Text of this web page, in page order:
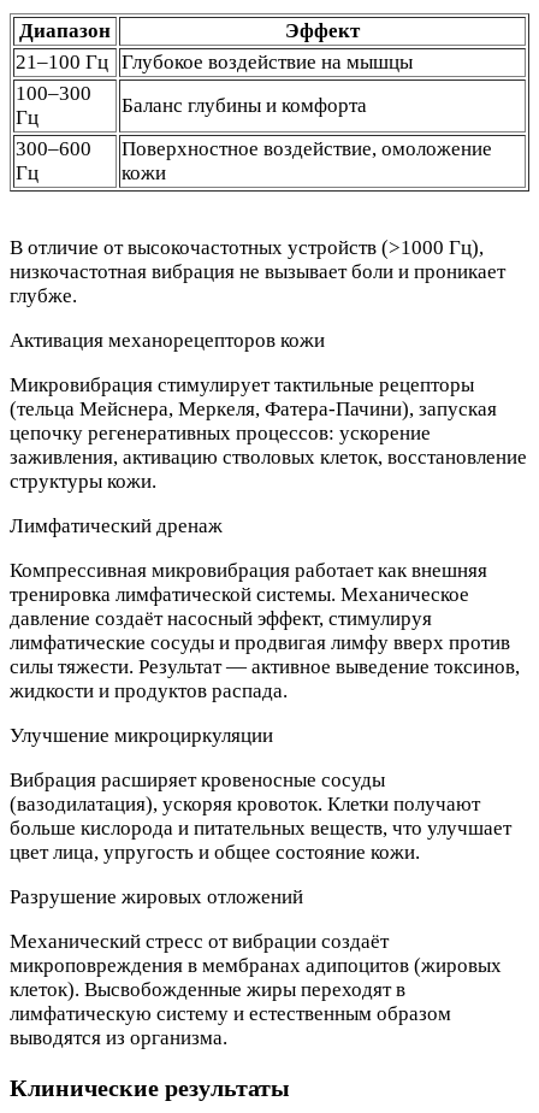
Диапазон
Эффект
21–100 Гц Глубокое воздействие на мышцы
100–300
Гц
Баланс глубины и комфорта
300–600
Гц
Поверхностное воздействие, омоложение
кожи
В отличие от высокочастотных устройств (>1000 Гц),
низкочастотная вибрация не вызывает боли и проникает
глубже.
Активация механорецепторов кожи
Микровибрация стимулирует тактильные рецепторы
(тельца Мейснера, Меркеля, Фатера-Пачини), запуская
цепочку регенеративных процессов: ускорение
заживления, активацию стволовых клеток, восстановление
структуры кожи.
Лимфатический дренаж
Компрессивная микровибрация работает как внешняя
тренировка лимфатической системы. Механическое
давление создаёт насосный эффект, стимулируя
лимфатические сосуды и продвигая лимфу вверх против
силы тяжести. Результат — активное выведение токсинов,
жидкости и продуктов распада.
Улучшение микроциркуляции
Вибрация расширяет кровеносные сосуды
(вазодилатация), ускоряя кровоток. Клетки получают
больше кислорода и питательных веществ, что улучшает
цвет лица, упругость и общее состояние кожи.
Разрушение жировых отложений
Механический стресс от вибрации создаёт
микроповреждения в мембранах адипоцитов (жировых
клеток). Высвобожденные жиры переходят в
лимфатическую систему и естественным образом
выводятся из организма.
Клинические результаты